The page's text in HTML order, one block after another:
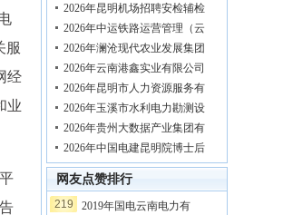
服
经
业
2026年昆明机场招聘安检辅检
2026年中运铁路运营管理（云
2026年澜沧现代农业发展集团
2026年云南港鑫实业有限公司
2026年昆明市人力资源服务有
2026年玉溪市水利电力勘测设
2026年贵州大数据产业集团有
2026年中国电建昆明院博士后
网友点赞排行
219
2019年国电云南电力有